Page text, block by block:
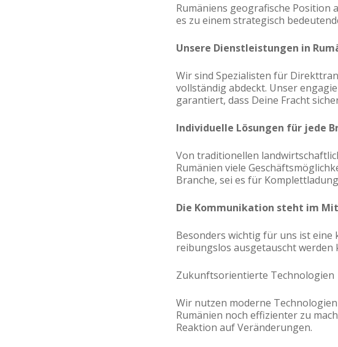
Rumäniens geografische Position
es zu einem strategisch
Unsere Dienstleistungen in
Wir sind Spezialisten für
vollständig abdeckt. Unser
garantiert, dass Deine Fracht
Individuelle Lösungen für jede
Von traditionellen
Rumänien viele
Branche, sei es für
Die Kommunikation steht im
Besonders wichtig für uns ist
reibungslos ausgetauscht
Zukunftsorientierte Technologien
Wir nutzen moderne
Rumänien noch effizienter zu
Reaktion auf Veränderungen.